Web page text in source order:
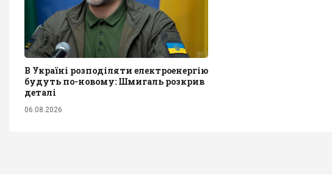
В Україні розподіляти електроенергію
будуть по-новому: Шмигаль розкрив
деталі
06.08.2026